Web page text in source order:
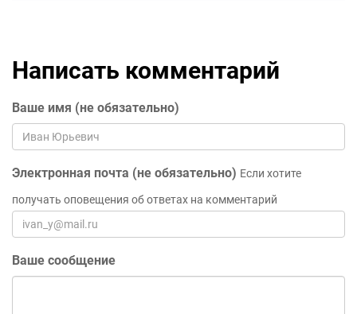
Написать комментарий
Ваше имя (не обязательно)
Электронная почта (не обязательно) Если хотите
получать оповещения об ответах на комментарий
Ваше сообщение